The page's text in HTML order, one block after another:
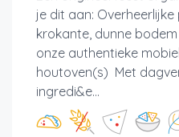
je dit aan:
krokante, dunne
onze authentieke
houtoven(s) Met
ingredi&e...